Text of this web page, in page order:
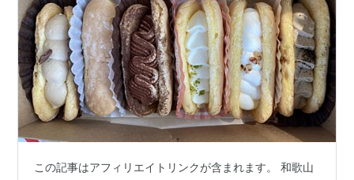
この記事はアフィリエイトリンクが含まれます。 和歌山